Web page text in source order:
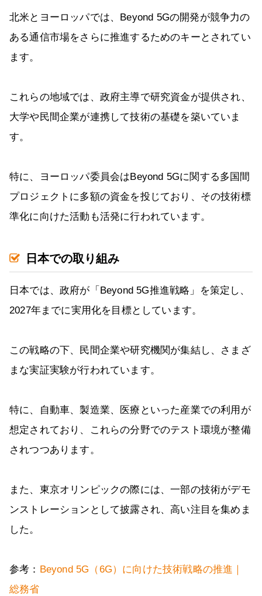
北米とヨーロッパでは、Beyond 5Gの開発が競争力の
ある通信市場をさらに推進するためのキーとされてい
ます。
これらの地域では、政府主導で研究資金が提供され、
大学や民間企業が連携して技術の基礎を築いていま
す。
特に、ヨーロッパ委員会はBeyond 5Gに関する多国間
プロジェクトに多額の資金を投じており、その技術標
準化に向けた活動も活発に行われています。
日本での取り組み
日本では、政府が「Beyond 5G推進戦略」を策定し、
2027年までに実用化を目標としています。
この戦略の下、民間企業や研究機関が集結し、さまざ
まな実証実験が行われています。
特に、自動車、製造業、医療といった産業での利用が
想定されており、これらの分野でのテスト環境が整備
されつつあります。
また、東京オリンピックの際には、一部の技術がデモ
ンストレーションとして披露され、高い注目を集めま
した。
参考： Beyond 5G（6G）に向けた技術戦略の推進｜
総務省